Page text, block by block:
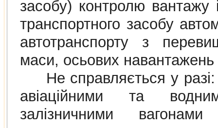
засобу) контролю вантажу
транспортного засобу
автотранспорту з
маси, осьових
Не справляється у разi:
авiацiйними та
залiзничними